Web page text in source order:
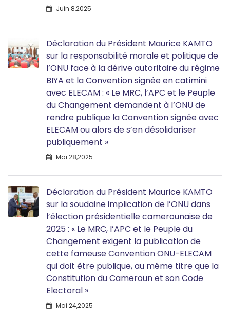
Juin 8,2025
Déclaration du Président Maurice KAMTO
sur la responsabilité morale et politique de
l’ONU face à la dérive autoritaire du régime
BIYA et la Convention signée en catimini
avec ELECAM : « Le MRC, l’APC et le Peuple
du Changement demandent à l’ONU de
rendre publique la Convention signée avec
ELECAM ou alors de s’en désolidariser
publiquement »
Mai 28,2025
Déclaration du Président Maurice KAMTO
sur la soudaine implication de l’ONU dans
l’élection présidentielle camerounaise de
2025 : « Le MRC, l’APC et le Peuple du
Changement exigent la publication de
cette fameuse Convention ONU-ELECAM
qui doit être publique, au même titre que la
Constitution du Cameroun et son Code
Electoral »
Mai 24,2025